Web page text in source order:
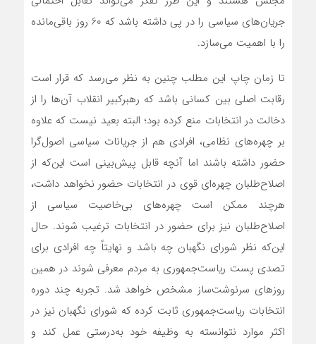
جريان‌هاي سياسي را در پي داشته باشد که 60 روز باقي‌مانده
را با اهميت مي‌سازد.
تا زمان چاپ اين مطلب چنين به نظر مي‌رسد که قرار است
رقابت اصلي بين کساني باشد که رهبرکبير انقلاب آن‌ها را از
دخالت در انتخابات منع کرده بود؛ البته بعيد نيست که علاوه
بر چهره‌هاي نظامي، افرادي هم از جريانات سياسي اصول‌گرا
حضور داشته باشند اما آنچه قابل پيش‌بيني است اين‌که از
اصلاح‌طلبان چهره‌اي قوي در انتخابات حضور نخواهد داشت،
هرچند ممکن است چهره‌هاي بي‌خاصيت سياسي از
اصلاح‌طلبان نيز براي حضور در انتخابات ترغيب شوند. حال
اين‌که نظر شوراي نگهبان چه باشد و نهايتاً چه افرادي براي
تصدي پست رياست‌جمهوري به مردم معرفي شوند در همين
روزهاي سرنوشت‌ساز مشخص خواهد شد. تجربه چند دوره
انتخابات رياست‌جمهوري ثابت کرده که شوراي نگهبان نيز در
اکثر موارد نتوانسته به وظيفه خود به‌درستي عمل کند و